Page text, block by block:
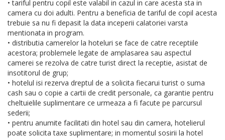
• tariful pentru copil este valabil in cazul in care acesta sta in
camera cu doi adulti. Pentru a beneficia de tariful de copil acesta
trebuie sa nu fi depasit la data inceperii calatoriei varsta
mentionata in program.
• distributia camerelor la hoteluri se face de catre receptiile
acestora; problemele legate de amplasarea sau aspectul
camerei se rezolva de catre turist direct la receptie, asistat de
insotitorul de grup;
• hotelul isi rezerva dreptul de a solicita fiecarui turist o suma
cash sau o copie a cartii de credit personale, ca garantie pentru
cheltuielile suplimentare ce urmeaza a fi facute pe parcursul
sederii;
• pentru anumite facilitati din hotel sau din camera, hotelierul
poate solicita taxe suplimentare; in momentul sosirii la hotel